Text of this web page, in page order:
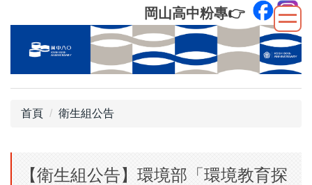
到
內
岡山高中粉專👉
首頁 衛生組公告
【衛生組公告】環境部「環境教育探